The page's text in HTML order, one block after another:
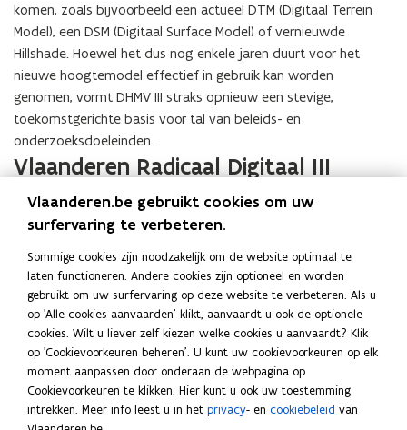
komen, zoals bijvoorbeeld een actueel DTM (Digitaal Terrein
Model), een DSM (Digitaal Surface Model) of vernieuwde
Hillshade. Hoewel het dus nog enkele jaren duurt voor het
nieuwe hoogtemodel effectief in gebruik kan worden
genomen, vormt DHMV III straks opnieuw een stevige,
toekomstgerichte basis voor tal van beleids- en
onderzoeksdoeleinden.
Vlaanderen Radicaal Digitaal III
De vernieuwing van het Digitaal Hoogtemodel kadert binnen
het impulsprogramma Vlaanderen Radicaal Digitaal III onder
speerpunt ‘Datagedreven overheid’. Lees hier meer over VRD3.
Meer informatie
Over het Digitaal Hoogtemodel Vlaanderen
Over Earth Observation Data Science (EODaS)
Deel deze pagina
Vlaanderen.be gebruikt cookies om uw
surfervaring te verbeteren.
Sommige cookies zijn noodzakelijk om de website optimaal te
laten functioneren. Andere cookies zijn optioneel en worden
gebruikt om uw surfervaring op deze website te verbeteren. Als u
op 'Alle cookies aanvaarden' klikt, aanvaardt u ook de optionele
cookies. Wilt u liever zelf kiezen welke cookies u aanvaardt? Klik
op 'Cookievoorkeuren beheren'. U kunt uw cookievoorkeuren op elk
moment aanpassen door onderaan de webpagina op
Cookievoorkeuren te klikken. Hier kunt u ook uw toestemming
intrekken. Meer info leest u in het privacy- en cookiebeleid van